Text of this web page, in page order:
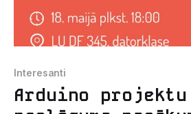
Interesanti
Arduino projektu